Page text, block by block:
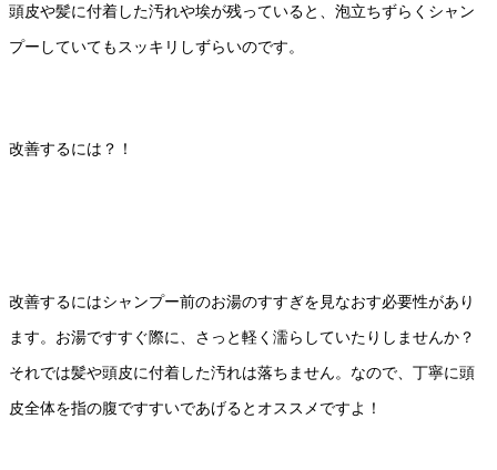
頭皮や髪に付着した汚れや埃が残っていると、泡立ちずらくシャン
プーしていてもスッキリしずらいのです。
改善するには？！
改善するにはシャンプー前のお湯のすすぎを見なおす必要性があり
ます。お湯ですすぐ際に、さっと軽く濡らしていたりしませんか？
それでは髪や頭皮に付着した汚れは落ちません。なので、丁寧に頭
皮全体を指の腹ですすいであげるとオススメですよ！